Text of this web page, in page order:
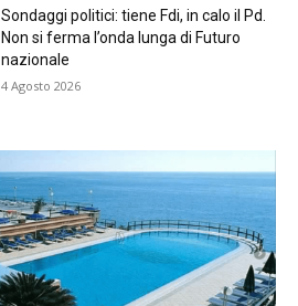
Sondaggi politici: tiene Fdi, in calo il Pd.
Non si ferma l’onda lunga di Futuro
nazionale
4 Agosto 2026